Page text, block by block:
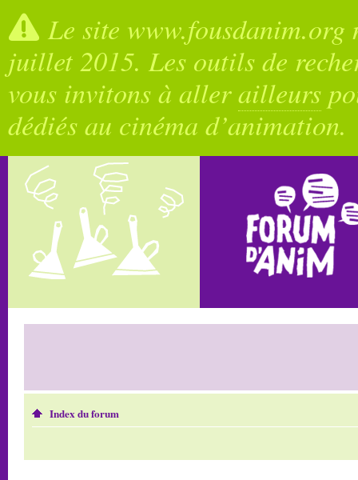
Le site
juillet 2015. Les outils de
vous invitons à allerailleurs
dédiés au cinéma d’animation.
Index du forum